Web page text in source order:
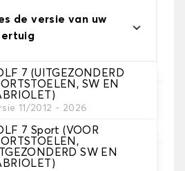
de versie van uw
7 (UITGEZONDERD
SW EN
11/2012 - 2026
7 Sport (VOOR
SW EN